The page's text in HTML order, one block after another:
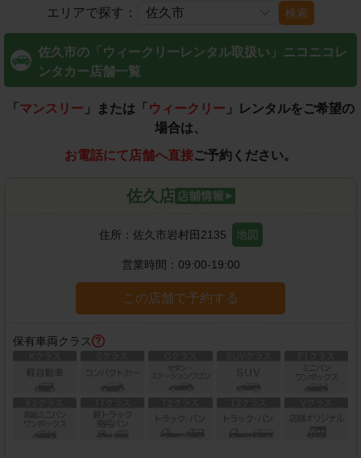
エリアで探す： 検索
佐久市の「ウィークリーレンタル取扱い」ニコニコレ
ンタカー店舗一覧
「 マンスリー 」または「 ウィークリー 」レンタルをご希望の
場合は、
お電話にて店舗へ直接ご予約ください。
佐久店
住所： 佐久市岩村田2135 地図
営業時間： 09:00-19:00
この店舗で予約する
保有車両クラス